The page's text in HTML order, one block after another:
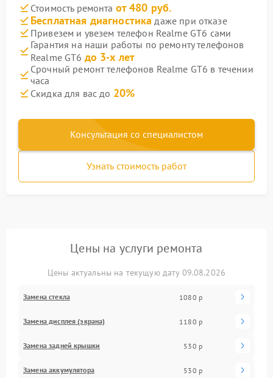
Стоимость ремонта от 480 руб.
Бесплатная диагностика даже при отказе
Привезем и увезем телефон Realme GT6 сами
Гарантия на наши работы по ремонту телефонов
Realme GT6 до 3-х лет
Срочный ремонт телефонов Realme GT6 в течении
часа
Скидка для вас до 20%
Консультация со специалистом
Узнать стоимость работ
Цены на услуги ремонта
Цены актуальны на текущую дату 09.08.2026
Замена стекла 1080 р
Замена дисплея (экрана) 1180 р
Замена задней крышки 530 р
Замена аккумулятора 530 р